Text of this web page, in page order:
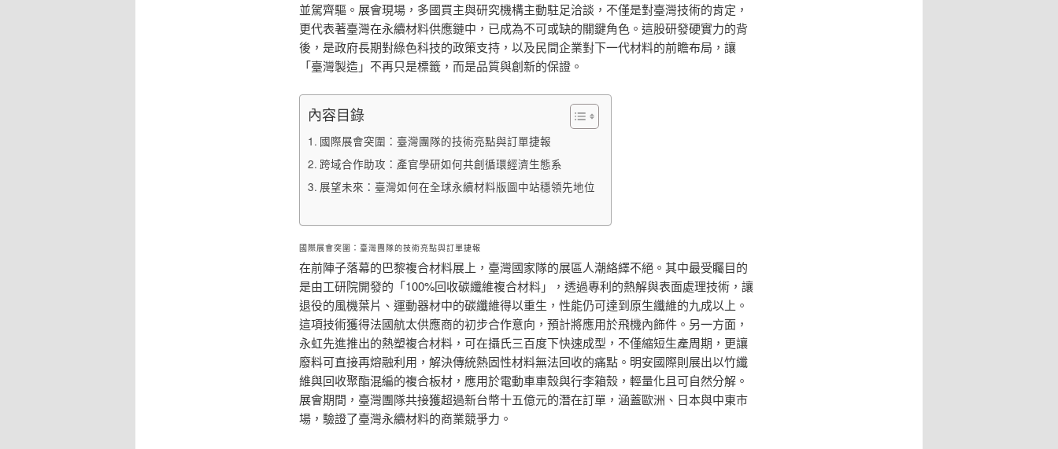
並駕齊驅。展會現場，多國買主與研究機構主動駐足洽談，不僅是對臺灣技術的肯定，
更代表著臺灣在永續材料供應鏈中，已成為不可或缺的關鍵角色。這股研發硬實力的背
後，是政府長期對綠色科技的政策支持，以及民間企業對下一代材料的前瞻布局，讓
「臺灣製造」不再只是標籤，而是品質與創新的保證。
內容目錄
國際展會突圍：臺灣團隊的技術亮點與訂單捷報
跨域合作助攻：產官學研如何共創循環經濟生態系
展望未來：臺灣如何在全球永續材料版圖中站穩領先地位
國際展會突圍：臺灣團隊的技術亮點與訂單捷報
在前陣子落幕的巴黎複合材料展上，臺灣國家隊的展區人潮絡繹不絕。其中最受矚目的
是由工研院開發的「100%回收碳纖維複合材料」，透過專利的熱解與表面處理技術，讓
退役的風機葉片、運動器材中的碳纖維得以重生，性能仍可達到原生纖維的九成以上。
這項技術獲得法國航太供應商的初步合作意向，預計將應用於飛機內飾件。另一方面，
永虹先進推出的熱塑複合材料，可在攝氏三百度下快速成型，不僅縮短生產周期，更讓
廢料可直接再熔融利用，解決傳統熱固性材料無法回收的痛點。明安國際則展出以竹纖
維與回收聚酯混編的複合板材，應用於電動車車殼與行李箱殼，輕量化且可自然分解。
展會期間，臺灣團隊共接獲超過新台幣十五億元的潛在訂單，涵蓋歐洲、日本與中東市
場，驗證了臺灣永續材料的商業競爭力。